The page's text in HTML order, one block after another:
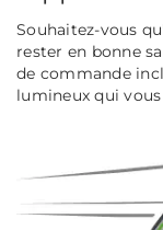
Souhaitez-vous
rester en bonne
de commande
lumineux qui